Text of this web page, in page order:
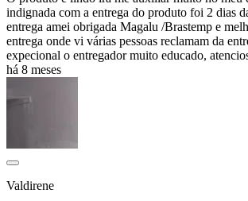
indignada com a entrega do produto foi 2 dias
entrega amei obrigada Magalu /Brastemp e
entrega onde vi várias pessoas reclamam da
expecional o entregador muito educado,
há 8 meses
Valdirene